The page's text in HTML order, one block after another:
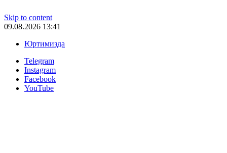
Skip to content
09.08.2026 13:41
Юртимизда
Telegram
Instagram
Facebook
YouTube